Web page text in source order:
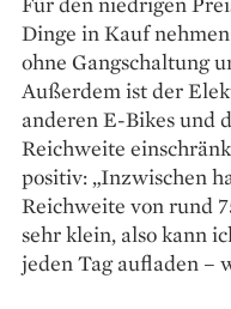
Dinge in Kauf
ohne Gangschaltung
Außerdem ist der
anderen E-Bikes und
Reichweite
positiv: „Inzwischen
Reichweite von rund
sehr klein, also kann
jeden Tag auf­laden –